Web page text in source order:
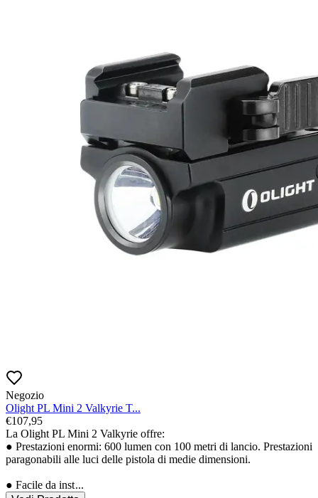
Negozio
Olight PL Mini 2 Valkyrie T...
€107,95
La Olight PL Mini 2 Valkyrie offre:
● Prestazioni enormi: 600 lumen con 100 metri di lancio. Prestazioni
paragonabili alle luci delle pistola di medie dimensioni.
● Facile da inst...